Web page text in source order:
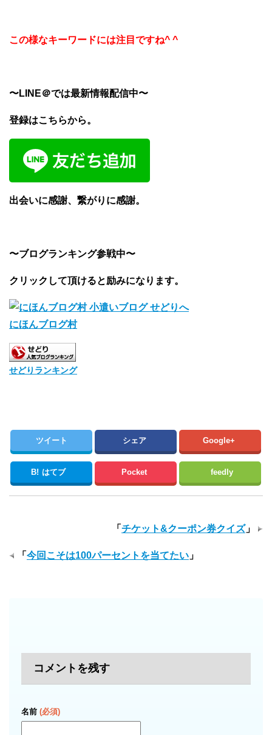
この様なキーワードには注目ですね^ ^
〜LINE＠では最新情報配信中〜
登録はこちらから。
出会いに感謝、繋がりに感謝。
〜ブログランキング参戦中〜
クリックして頂けると励みになります。
にほんブログ村
せどりランキング
ツイート シェア Google+
B! はてブ Pocket feedly
「 チケット&クーポン券クイズ」
「 今回こそは100パーセントを当てたい 」
コメントを残す
名前 (必須)